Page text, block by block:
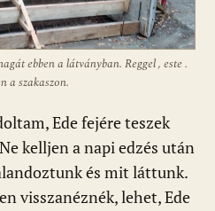
ebben a látványban. Reggel , este .
a szakaszon.
Ede fejére teszek
kelljen a napi edzés után
és mit láttunk.
visszanéznék, lehet, Ede